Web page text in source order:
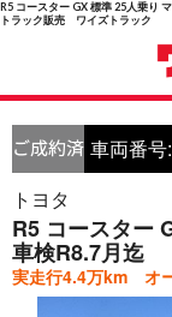
R5 コースター GX 標準 25人乗
トラック販売 ワイズトラック
車両番号:
トヨタ
R5 コースター
車検R8.7月迄
実走行4.4万km オ